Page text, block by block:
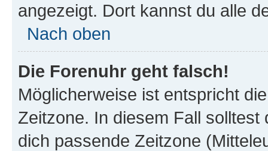
angezeigt. Dort kannst du alle
Nach oben
Die Forenuhr geht falsch!
Möglicherweise ist entspricht
Zeitzone. In diesem Fall solltest
dich passende Zeitzone